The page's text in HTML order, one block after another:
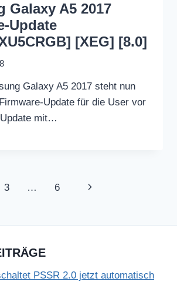
Galaxy A5 2017
Update
[XEG] [8.0]
Galaxy A5 2017 steht nun
Update für die User vor
mit…
3 … 6
Nächste
PSSR 2.0 jetzt automatisch